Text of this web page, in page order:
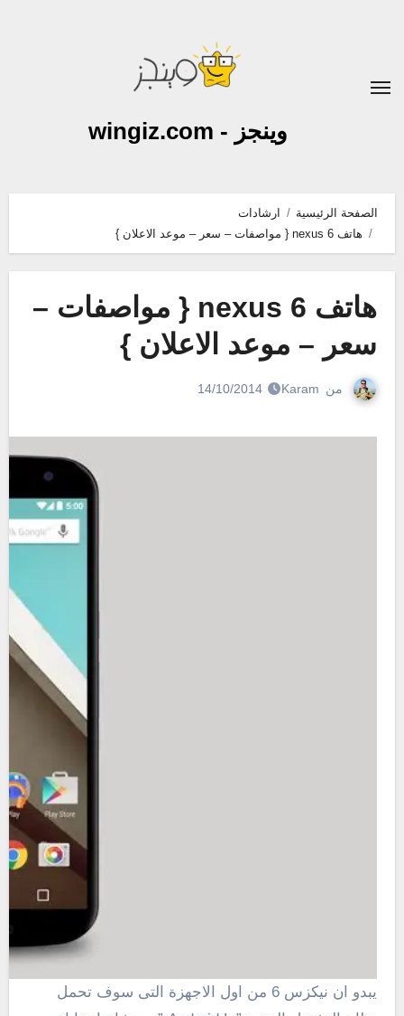
وينجز - wingiz.com
الصفحة الرئيسية
ارشادات
هاتف nexus 6 { مواصفات – سعر – موعد الاعلان }
هاتف nexus 6 { مواصفات –
سعر – موعد الاعلان }
من Karam
14/10/2014
يبدو ان نيكزس 6 من اول الاجهزة التى سوف تحمل